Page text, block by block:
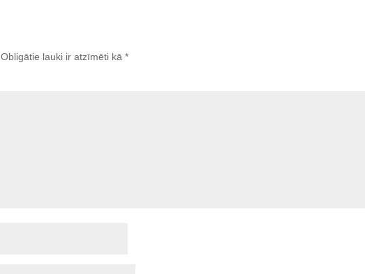
Obligātie lauki ir atzīmēti kā*